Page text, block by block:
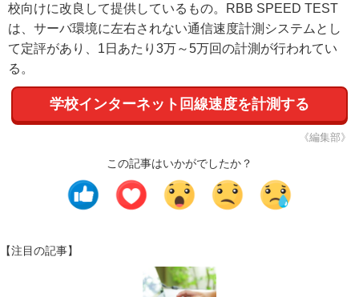
校向けに改良して提供しているもの。RBB SPEED TEST
は、サーバ環境に左右されない通信速度計測システムとし
て定評があり、1日あたり3万～5万回の計測が行われてい
る。
学校インターネット回線速度を計測する
《編集部》
この記事はいかがでしたか？
【注目の記事】